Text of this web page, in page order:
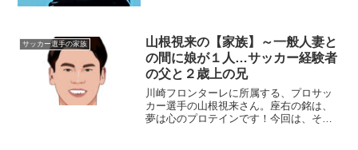
サッカー選手の家族
山根視来の【家族】～一般人妻と
の間に娘が１人…サッカー経験者
の父と２歳上の兄
川崎フロンターレに所属する、プロサッ
カー選手の山根視来さん。座右の銘は、
夢は心のプロテインです！今回は、そん